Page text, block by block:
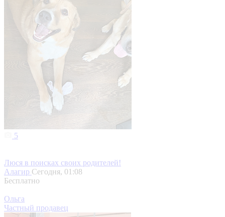
5
Люся в поисках своих родителей!
Алагир Сегодня, 01:08
Бесплатно
Ольга
Частный продавец